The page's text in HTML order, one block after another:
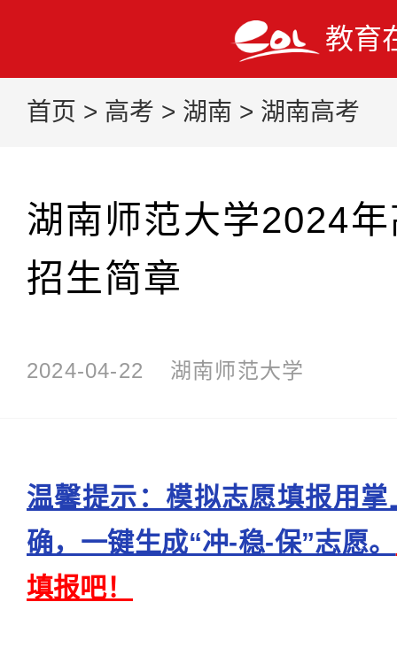
教育
首页 > 高考 > 湖南 > 湖南高考
湖南师范大学2024
招生简章
2024-04-22 湖南师范大学
温馨提示：模拟志愿填报用
确，一键生成“冲-稳-保”志愿。
填报吧！